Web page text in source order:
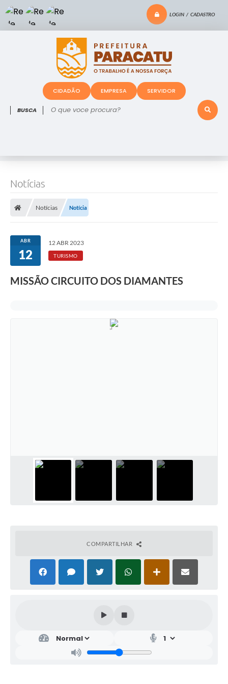
LOGIN / CADASTRO
O que voce procura?
CIDADÃO EMPRESA SERVIDOR
Notícias
Notícias Notícia
ABR
12
12 ABR 2023
TURISMO
MISSÃO CIRCUITO DOS DIAMANTES
COMPARTILHAR